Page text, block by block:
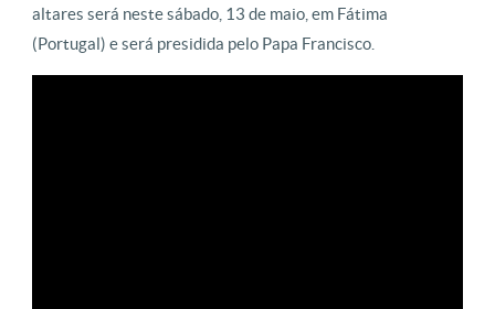
altares será neste sábado, 13 de maio, em Fátima
(Portugal) e será presidida pelo Papa Francisco.